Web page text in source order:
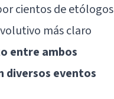
cientos de etólogos
más claro
entre ambos
diversos eventos